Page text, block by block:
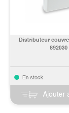
Distributeur
892030
En stock
Ajouter